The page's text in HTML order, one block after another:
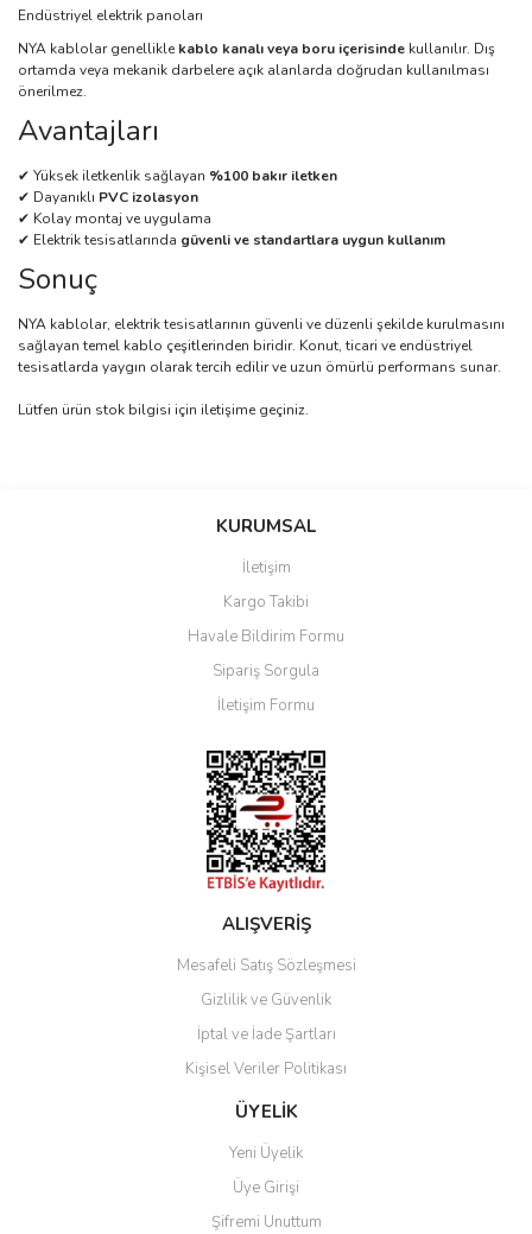
Endüstriyel elektrik panoları
NYA kablolar genellikle kablo kanalı veya boru içerisinde kullanılır. Dış
ortamda veya mekanik darbelere açık alanlarda doğrudan kullanılması
önerilmez.
Avantajları
✔ Yüksek iletkenlik sağlayan %100 bakır iletken
✔ Dayanıklı PVC izolasyon
✔ Kolay montaj ve uygulama
✔ Elektrik tesisatlarında güvenli ve standartlara uygun kullanım
Sonuç
NYA kablolar, elektrik tesisatlarının güvenli ve düzenli şekilde kurulmasını
sağlayan temel kablo çeşitlerinden biridir. Konut, ticari ve endüstriyel
tesisatlarda yaygın olarak tercih edilir ve uzun ömürlü performans sunar.
Lütfen ürün stok bilgisi için iletişime geçiniz.
Bu ürüne ilk yorumu siz yapın!
Ürün resmi kalitesiz, bozuk veya görüntülenemiyor.
Ürün açıklamasında eksik bilgiler bulunuyor.
Ürün bilgilerinde hatalar bulunuyor.
Ürün fiyatı diğer sitelerden daha pahalı.
Gönder
KURUMSAL
İletişim
Kargo Takibi
Havale Bildirim Formu
Sipariş Sorgula
İletişim Formu
ALIŞVERİŞ
Mesafeli Satış Sözleşmesi
Gizlilik ve Güvenlik
İptal ve İade Şartları
Kişisel Veriler Politikası
ÜYELİK
Yeni Üyelik
Üye Girişi
Şifremi Unuttum